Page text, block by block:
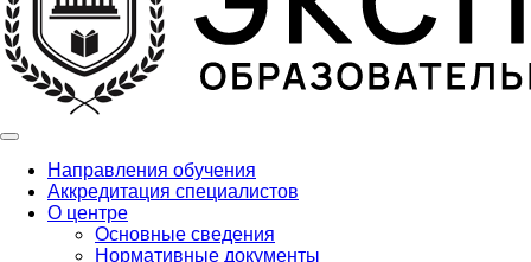
Направления обучения
Аккредитация специалистов
О центре
Основные сведения
Нормативные документы